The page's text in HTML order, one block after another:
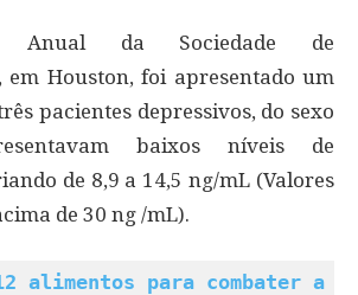
Anual da Sociedade de
em Houston, foi apresentado um
pacientes depressivos, do sexo
baixos níveis de
de 8,9 a 14,5 ng/mL (Valores
de 30 ng /mL).
alimentos para combater a